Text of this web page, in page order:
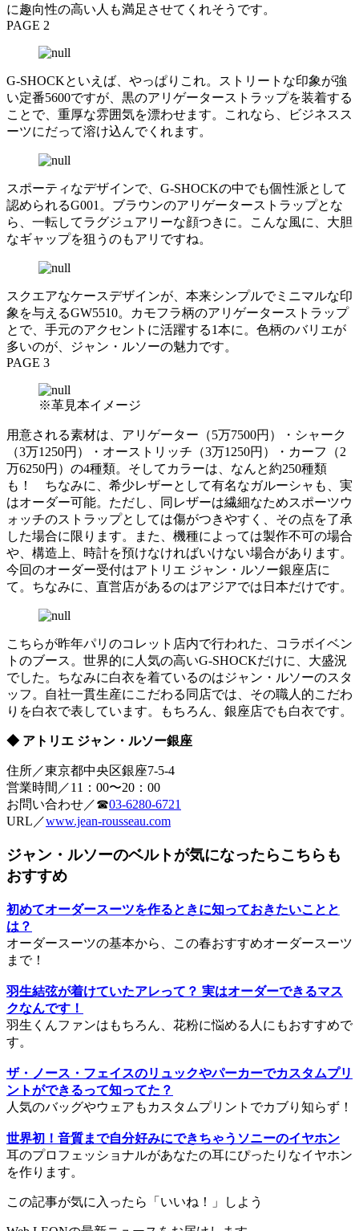
に趣向性の高い人も満足させてくれそうです。
PAGE 2
G-SHOCKといえば、やっぱりこれ。ストリートな印象が強
い定番5600ですが、黒のアリゲーターストラップを装着する
ことで、重厚な雰囲気を漂わせます。これなら、ビジネスス
ーツにだって溶け込んでくれます。
スポーティなデザインで、G-SHOCKの中でも個性派として
認められるG001。ブラウンのアリゲーターストラップとな
ら、一転してラグジュアリーな顔つきに。こんな風に、大胆
なギャップを狙うのもアリですね。
スクエアなケースデザインが、本来シンプルでミニマルな印
象を与えるGW5510。カモフラ柄のアリゲーターストラップ
とで、手元のアクセントに活躍する1本に。色柄のバリエが
多いのが、ジャン・ルソーの魅力です。
PAGE 3
※革見本イメージ
用意される素材は、アリゲーター（5万7500円）・シャーク
（3万1250円）・オーストリッチ（3万1250円）・カーフ（2
万6250円）の4種類。そしてカラーは、なんと約250種類
も！ ちなみに、希少レザーとして有名なガルーシャも、実
はオーダー可能。ただし、同レザーは繊細なためスポーツウ
ォッチのストラップとしては傷がつきやすく、その点を了承
した場合に限ります。また、機種によっては製作不可の場合
や、構造上、時計を預けなければいけない場合があります。
今回のオーダー受付はアトリエ ジャン・ルソー銀座店に
て。ちなみに、直営店があるのはアジアでは日本だけです。
こちらが昨年パリのコレット店内で行われた、コラボイベン
トのブース。世界的に人気の高いG-SHOCKだけに、大盛況
でした。ちなみに白衣を着ているのはジャン・ルソーのスタ
ッフ。自社一貫生産にこだわる同店では、その職人的こだわ
りを白衣で表しています。もちろん、銀座店でも白衣です。
◆ アトリエ ジャン・ルソー銀座
住所／東京都中央区銀座7-5-4
営業時間／11：00〜20：00
お問い合わせ／☎︎03-6280-6721
URL／www.jean-rousseau.com
ジャン・ルソーのベルトが気になったらこちらも
おすすめ
初めてオーダースーツを作るときに知っておきたいことと
は？
オーダースーツの基本から、この春おすすめオーダースーツ
まで！
羽生結弦が着けていたアレって？ 実はオーダーできるマス
クなんです！
羽生くんファンはもちろん、花粉に悩める人にもおすすめで
す。
ザ・ノース・フェイスのリュックやパーカーでカスタムプリ
ントができるって知ってた？
人気のバッグやウェアもカスタムプリントでカブり知らず！
世界初！音質まで自分好みにできちゃうソニーのイヤホン
耳のプロフェッショナルがあなたの耳にぴったりなイヤホン
を作ります。
この記事が気に入ったら「いいね！」しよう